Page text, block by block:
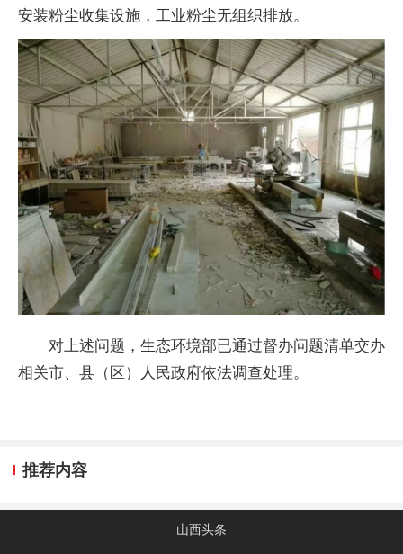
安装粉尘收集设施，工业粉尘无组织排放。
对上述问题，生态环境部已通过督办问题清单交办
相关市、县（区）人民政府依法调查处理。
推荐内容
山西头条